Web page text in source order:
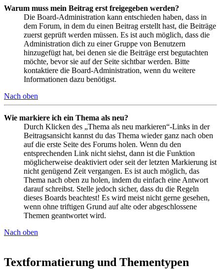
Warum muss mein Beitrag erst freigegeben werden?
Die Board-Administration kann entschieden haben, dass in
dem Forum, in dem du einen Beitrag erstellt hast, die Beiträge
zuerst geprüft werden müssen. Es ist auch möglich, dass die
Administration dich zu einer Gruppe von Benutzern
hinzugefügt hat, bei denen sie die Beiträge erst begutachten
möchte, bevor sie auf der Seite sichtbar werden. Bitte
kontaktiere die Board-Administration, wenn du weitere
Informationen dazu benötigst.
Nach oben
Wie markiere ich ein Thema als neu?
Durch Klicken des „Thema als neu markieren“-Links in der
Beitragsansicht kannst du das Thema wieder ganz nach oben
auf die erste Seite des Forums holen. Wenn du den
entsprechenden Link nicht siehst, dann ist die Funktion
möglicherweise deaktiviert oder seit der letzten Markierung ist
nicht genügend Zeit vergangen. Es ist auch möglich, das
Thema nach oben zu holen, indem du einfach eine Antwort
darauf schreibst. Stelle jedoch sicher, dass du die Regeln
dieses Boards beachtest! Es wird meist nicht gerne gesehen,
wenn ohne triftigen Grund auf alte oder abgeschlossene
Themen geantwortet wird.
Nach oben
Textformatierung und Thementypen